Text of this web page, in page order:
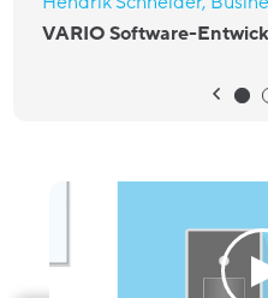
VARIO Software-